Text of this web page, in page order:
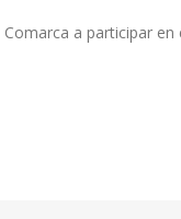
a participar